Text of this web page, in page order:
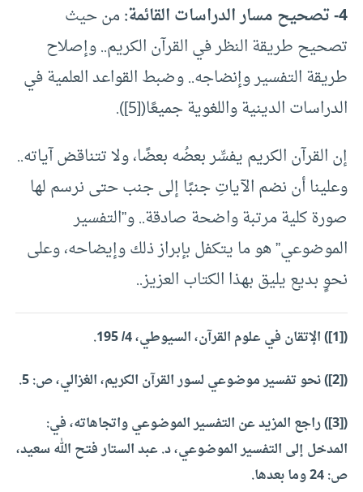
4- تصحيح مسار الدراسات القائمة:
من حيث
تصحيح طريقة النظر في القرآن الكريم.. وإصلاح
طريقة التفسير وإنضاجه.. وضبط القواعد العلمية في
الدراسات الدينية واللغوية جميعًا([5]).
إن القرآن الكريم يفسِّر بعضُه بعضًا، ولا تتناقض آياته..
وعلينا أن نضم الآياتِ جنبًا إلى جنب حتى نرسم لها
صورة كلية مرتبة واضحة صادقة.. و”التفسير
الموضوعي” هو ما يتكفل بإبراز ذلك وإيضاحه، وعلى
نحوٍ بديع يليق بهذا الكتاب العزيز..
(
[1] ) الإتقان في علوم القرآن، السيوطي، 4/ 195.
(
[2] ) نحو تفسير موضوعي لسور القرآن الكريم، الغزالي، ص: 5.
(
[3] ) راجع المزيد عن التفسير الموضوعي واتجاهاته، في:
المدخل إلى التفسير الموضوعي، د. عبد الستار فتح الله سعيد،
ص: 24 وما بعدها.